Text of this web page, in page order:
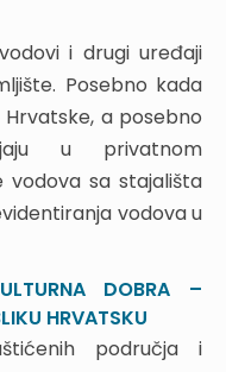
NEKRETNINA U
KORIŠTENJE
Republike
vodnom dobru i
i drugi uređaji
Posebno kada
a posebno
u privatnom
vodova sa stajališta
vodova u
DOBRA –
HRVATSKU
područja i